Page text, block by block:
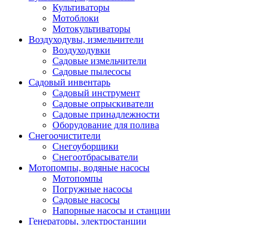
Культиваторы
Мотоблоки
Мотокультиваторы
Воздуходувы, измельчители
Воздуходувки
Садовые измельчители
Садовые пылесосы
Садовый инвентарь
Садовый инструмент
Садовые опрыскиватели
Садовые принадлежности
Оборудование для полива
Снегоочистители
Снегоуборщики
Снегоотбрасыватели
Мотопомпы, водяные насосы
Мотопомпы
Погружные насосы
Садовые насосы
Напорные насосы и станции
Генераторы, электростанции